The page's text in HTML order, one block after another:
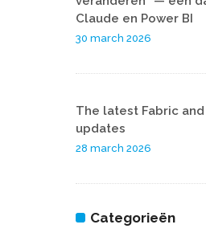
Claude en Power BI
30 march 2026
The latest Fabric and
updates
28 march 2026
Categorieën